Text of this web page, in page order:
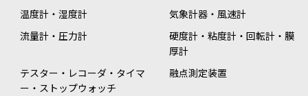
温度計・湿度計
気象計器・風速計
流量計・圧力計
硬度計・粘度計・回転計・膜
厚計
テスター・レコーダ・タイマ
ー・ストップウォッチ
融点測定装置